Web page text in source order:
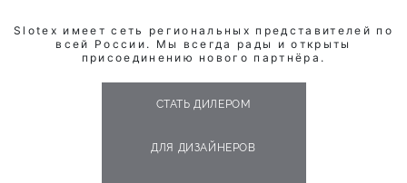
Slotex имеет сеть региональных представителей по
всей России. Мы всегда рады и открыты
присоединению нового партнёра.
СТАТЬ ДИЛЕРОМ
ДЛЯ ДИЗАЙНЕРОВ